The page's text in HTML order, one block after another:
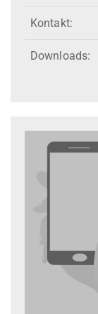
Kontakt:
Downloads: